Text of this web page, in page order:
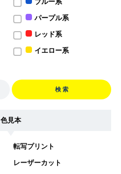
パープル系
レッド系
イエロー系
検 索
色見本
転写プリント
レーザーカット